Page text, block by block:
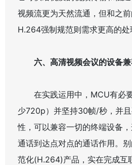
视频流更为天然流通，但和之
H.264强制规范则需求更高的处
六、高清视频会议的设备兼
在实践运用中，MCU有必
少720p）并坚持30帧/秒，并
性，可以兼容一切的终端设备
通话到达点对点的通话作用。
范化(H.264)产品，实在完成互